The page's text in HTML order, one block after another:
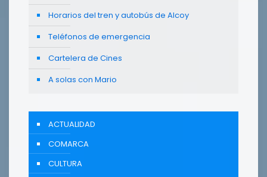
Horarios del tren y autobús de Alcoy
Teléfonos de emergencia
Cartelera de Cines
A solas con Mario
ACTUALIDAD
COMARCA
CULTURA